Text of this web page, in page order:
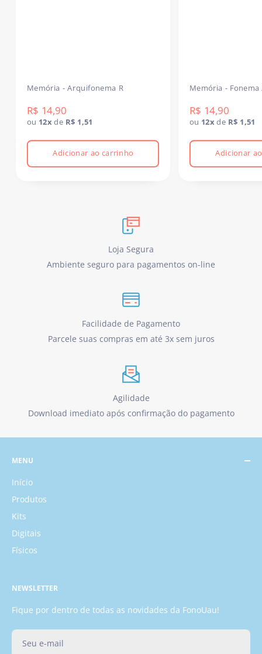
Memória - Arquifonema R
R$ 14,90
ou 12x de R$ 1,51
Adicionar ao carrinho
Memória -
R$ 14,90
ou 12x de R$ 1,51
Adicionar
Loja Segura
Ambiente seguro para pagamentos on-line
Facilidade de Pagamento
Parcele suas compras em até 3x sem juros
Agilidade
Download imediato após confirmação do pagamento
MENU
Início
Produtos
Kits
Digitais
Físicos
NEWSLETTER
Fique por dentro de todas as novidades da FonoUau!
Seu e-mail